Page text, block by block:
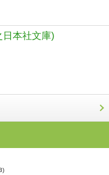
日本社文庫)